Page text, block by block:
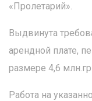
«Пролетарий».
Выдвинута
арендной плате,
размере 4,6
Работа на